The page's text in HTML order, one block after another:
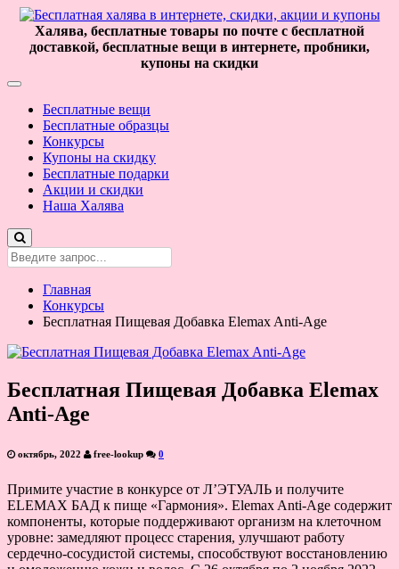
Халява, бесплатные товары по почте с бесплатной
доставкой, бесплатные вещи в интернете, пробники,
купоны на скидки
Бесплатные вещи
Бесплатные образцы
Конкурсы
Купоны на скидку
Бесплатные подарки
Акции и скидки
Наша Халява
Главная
Конкурсы
Бесплатная Пищевая Добавка Elemax Anti-Аge
Бесплатная Пищевая Добавка Elemax
Anti-Аge
октябрь, 2022 free-lookup 0
Примите участие в конкурсе от Л’ЭТУАЛЬ и получите
ELEMAX БАД к пище «Гармония». Elemax Anti-Аge содержит
компоненты, которые поддерживают организм на клеточном
уровне: замедляют процесс старения, улучшают работу
сердечно-сосудистой системы, способствуют восстановлению